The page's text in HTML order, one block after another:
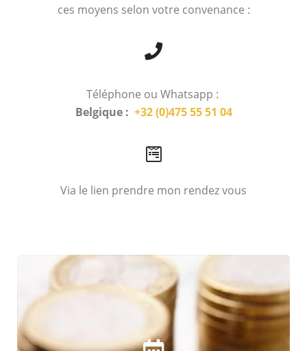
ces moyens selon votre convenance :
Téléphone ou Whatsapp :
Belgique : +32 (0)475 55 51 04
Via le lien prendre mon rendez vous